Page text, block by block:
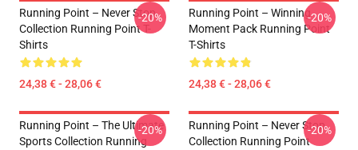
Running Point – Never Stop
Collection Running Point T-
Shirts
24,38 € - 28,06 €
-20%
Running Point – Winning
Moment Pack Running Point
T-Shirts
24,38 € - 28,06 €
-20%
Running Point – The Ultimate
Sports Collection Running
-20%
Running Point – Never Stop
Collection Running Point
-20%